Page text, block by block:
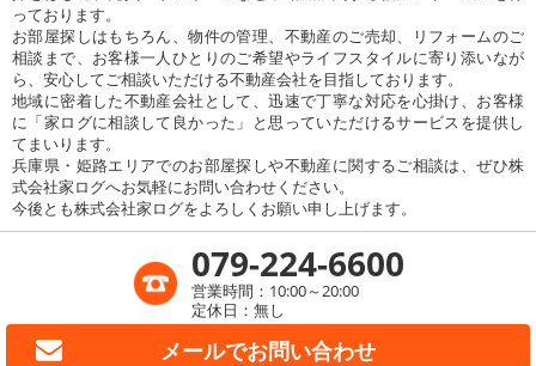
っております。
お部屋探しはもちろん、物件の管理、不動産のご売却、リフォームのご
相談まで、お客様一人ひとりのご希望やライフスタイルに寄り添いなが
ら、安心してご相談いただける不動産会社を目指しております。
地域に密着した不動産会社として、迅速で丁寧な対応を心掛け、お客様
に「家ログに相談して良かった」と思っていただけるサービスを提供し
てまいります。
兵庫県・姫路エリアでのお部屋探しや不動産に関するご相談は、ぜひ株
式会社家ログへお気軽にお問い合わせください。
今後とも株式会社家ログをよろしくお願い申し上げます。
079-224-6600
営業時間：10:00～20:00
定休日：無し
メールでお問い合わせ